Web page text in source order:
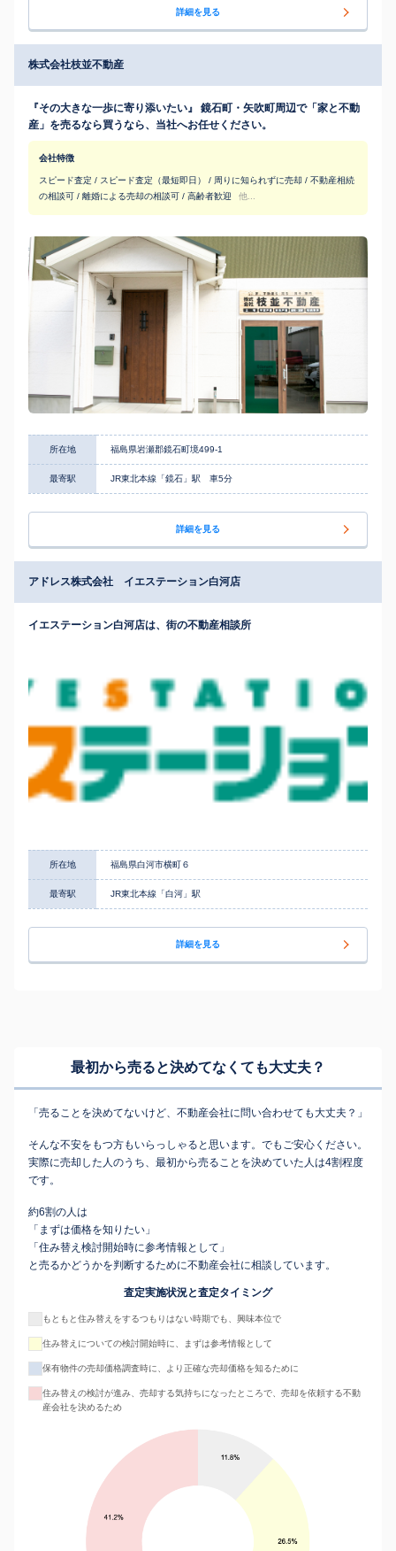
詳細を見る
株式会社枝並不動産
『その大きな一歩に寄り添いたい』 鏡石町・矢吹町周辺で「家と不動
産」を売るなら買うなら、当社へお任せください。
会社特徴
スピード査定 / スピード査定（最短即日） / 周りに知られずに売却 / 不動産相続
の相談可 / 離婚による売却の相談可 / 高齢者歓迎
他...
所在地 福島県岩瀬郡鏡石町境499-1
最寄駅 JR東北本線「鏡石」駅 車5分
詳細を見る
アドレス株式会社 イエステーション白河店
イエステーション白河店は、街の不動産相談所
所在地 福島県白河市横町６
最寄駅 JR東北本線「白河」駅
詳細を見る
最初から売ると決めてなくても大丈夫？
「売ることを決めてないけど、不動産会社に問い合わせても大丈夫？」
そんな不安をもつ方もいらっしゃると思います。でもご安心ください。
実際に売却した人のうち、最初から売ることを決めていた人は4割程度
です。
約6割の人は
「まずは価格を知りたい」
「住み替え検討開始時に参考情報として」
と売るかどうかを判断するために不動産会社に相談しています。
査定実施状況と査定タイミング
もともと住み替えをするつもりはない時期でも、興味本位で
住み替えについての検討開始時に、まずは参考情報として
保有物件の売却価格調査時に、より正確な売却価格を知るために
住み替えの検討が進み、売却する気持ちになったところで、売却を依頼する不動
産会社を決めるため